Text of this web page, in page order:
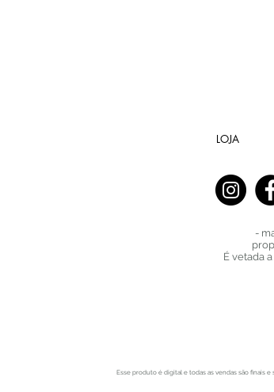
LOJA
-
É vetada
Esse produto é digital e todas as vendas são finais